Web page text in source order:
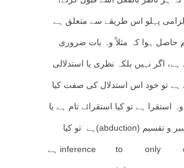
الزامی پہلو اس طریقے سے متعلق ہے
ہوا کہ مثلاً وہ بات ضروری
اگر نہیں بلکہ نظری یا استدلالی
تو خود اس استدلال کی صفت کیا
استقرا ہے تو کیا استقرائے تام ہے یا
ناقص، اگر سبر و تقسیم (abduction)ہے تو کیا
inference to only explanation ہے